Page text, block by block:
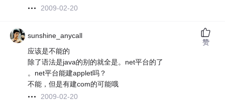
2009-02-20
sunshine_anycall
应该是不能的
除了语法是java的别的就全是。net平台的了
。net平台能建applet吗？
不能，但是有建com的可能哦
2009-02-20
赞